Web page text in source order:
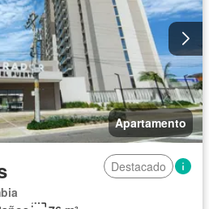
Apartamento
Destacado